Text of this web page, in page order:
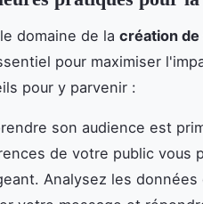
domaine de la création
pour maximiser
pour y parvenir :
son audience est
de votre public vous
Analysez les